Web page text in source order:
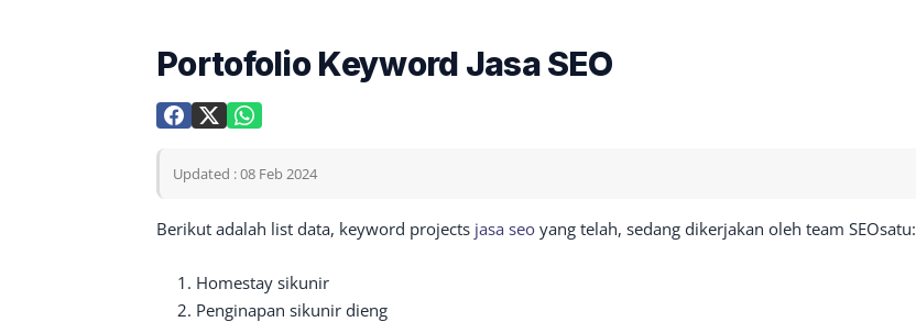
Portofolio Keyword Jasa SEO
Updated : 08 Feb 2024
Berikut adalah list data, keyword projects jasa seo yang telah, sedang dikerjakan oleh team SEOsatu:
Homestay sikunir
Penginapan sikunir dieng